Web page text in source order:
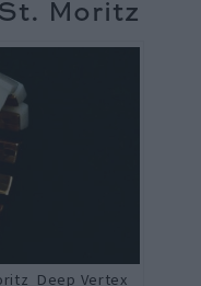
Moritz
Vertex